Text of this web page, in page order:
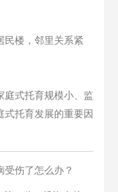
民楼，邻里关系紧
庭式托育规模小、监
式托育发展的重要因
伤了怎么办？